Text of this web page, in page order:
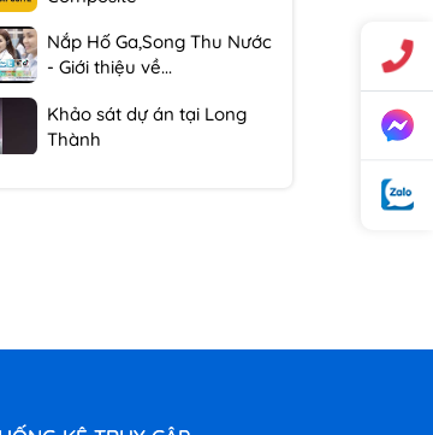
Nắp Hố Ga,Song Thu Nước
- Giới thiệu về...
Khảo sát dự án tại Long
Thành